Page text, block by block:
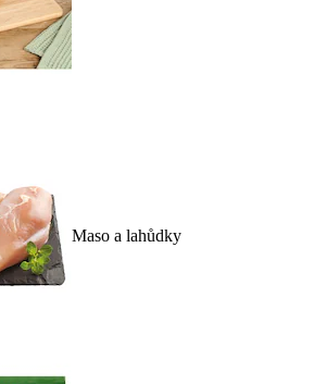
Maso a lahůdky